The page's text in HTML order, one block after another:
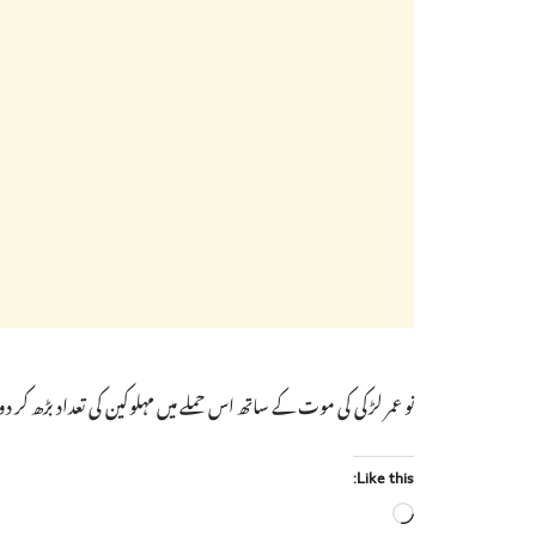
نو عمر لڑکی کی موت کے ساتھ اس حملے میں مہلوکین کی تعداد بڑھ
Like this:
Loading…